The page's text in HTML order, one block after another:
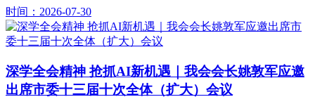
时间：2026-07-30
深学全会精神 抢抓AI新机遇｜我会会长姚敦军应邀
出席市委十三届十次全体（扩大）会议